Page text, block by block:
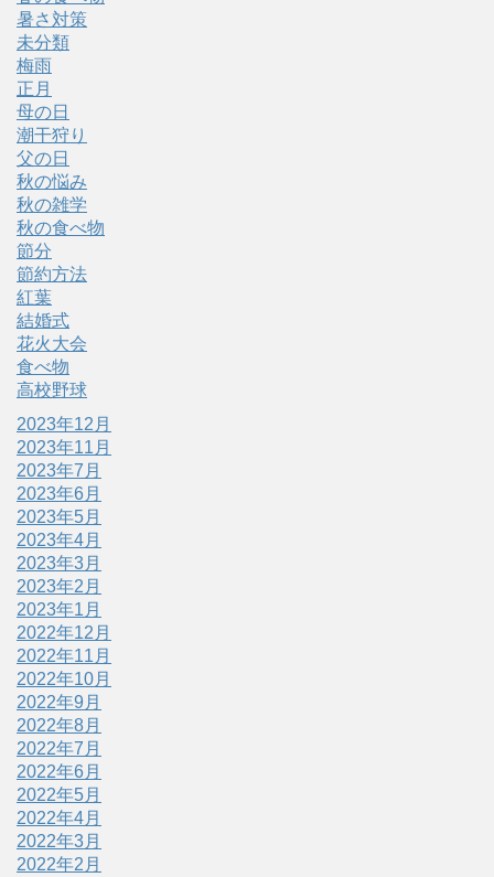
暑さ対策
未分類
梅雨
正月
母の日
潮干狩り
父の日
秋の悩み
秋の雑学
秋の食べ物
節分
節約方法
紅葉
結婚式
花火大会
食べ物
高校野球
2023年12月
2023年11月
2023年7月
2023年6月
2023年5月
2023年4月
2023年3月
2023年2月
2023年1月
2022年12月
2022年11月
2022年10月
2022年9月
2022年8月
2022年7月
2022年6月
2022年5月
2022年4月
2022年3月
2022年2月